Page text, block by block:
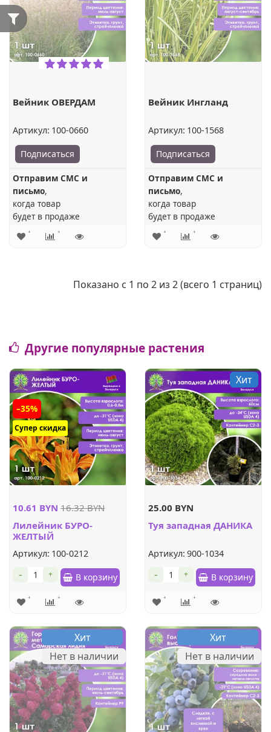
Вейник ОВЕРДАМ
Артикул: 100-0660
Подписаться
Отправим СМС и
письмо,
когда товар
будет в продаже
Вейник Ингланд
Артикул: 100-1568
Подписаться
Отправим СМС и
письмо,
когда товар
будет в продаже
Показано с 1 по 2 из 2 (всего 1 страниц)
Другие популярные растения
–35%
Супер скидка
10.61 BYN 16.32 BYN
Лилейник БУРО-
ЖЕЛТЫЙ
Артикул: 100-0212
+
- В корзину
Хит
25.00 BYN
Туя западная ДАНИКА
Артикул: 900-1034
+
- В корзину
Хит
Нет в наличии
Хит
Нет в наличии